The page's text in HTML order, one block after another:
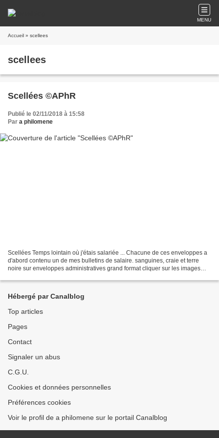
MENU
Accueil » scellees
scellees
Scellées ©APhR
Publié le 02/11/2018 à 15:58
Par a philomene
Scellées Temps lointain où j'étais salariée ... Chacune de ces enveloppes a
d'abord contenu un de mes bulletins de salaire. sanguines, craie et terre
noire sur enveloppes administratives grand format cliquer sur les images
Hébergé par Canalblog
Top articles
Pages
Contact
Signaler un abus
C.G.U.
Cookies et données personnelles
Préférences cookies
Voir le profil de a philomene sur le portail Canalblog